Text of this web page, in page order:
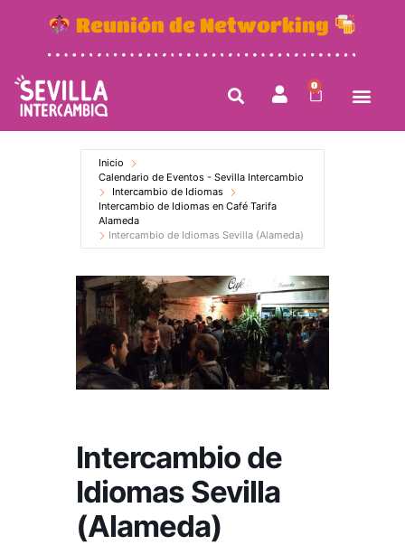
Reunión de Networking
0
Inicio
Calendario de Eventos - Sevilla Intercambio
Intercambio de Idiomas
Intercambio de Idiomas en Café Tarifa
Alameda
Intercambio de Idiomas Sevilla (Alameda)
Intercambio de
Idiomas Sevilla
(Alameda)